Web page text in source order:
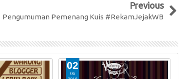
Previous
Pengumuman Pemenang Kuis #RekamJejakWB
02
06